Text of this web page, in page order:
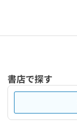
書店で探す